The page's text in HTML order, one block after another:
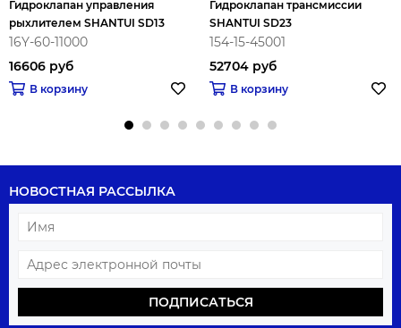
Гидроклапан управления
рыхлителем SHANTUI SD13
16Y-60-11000
16606 руб
В корзину
Гидроклапан трансмиссии
SHANTUI SD23
154-15-45001
52704 руб
В корзину
НОВОСТНАЯ РАССЫЛКА
ПОДПИСАТЬСЯ